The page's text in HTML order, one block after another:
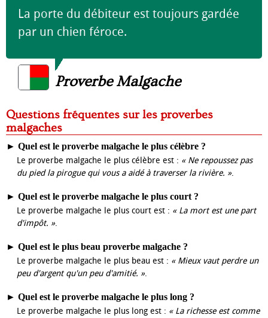
La porte du débiteur est toujours gardée
par un chien féroce.
Proverbe Malgache
Questions fréquentes sur les proverbes
malgaches
► Quel est le proverbe malgache le plus célèbre ?
Le proverbe malgache le plus célèbre est : « Ne repoussez pas
du pied la pirogue qui vous a aidé à traverser la rivière. ».
► Quel est le proverbe malgache le plus court ?
Le proverbe malgache le plus court est : « La mort est une part
d'impôt. ».
► Quel est le plus beau proverbe malgache ?
Le proverbe malgache le plus beau est : « Mieux vaut perdre un
peu d'argent qu'un peu d'amitié. ».
► Quel est le proverbe malgache le plus long ?
Le proverbe malgache le plus long est : « La richesse est comme